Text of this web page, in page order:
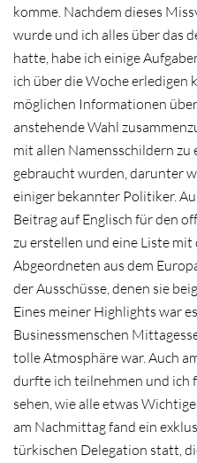
komme. Nachdem dieses
wurde und ich alles über das
hatte, habe ich einige
ich über die Woche erledigen
möglichen Informationen
anstehende Wahl
mit allen Namensschildern zu
gebraucht wurden, darunter
einiger bekannter Politiker.
Beitrag auf Englisch für den
zu erstellen und eine Liste
Abgeordneten aus dem
der Ausschüsse, denen sie
Eines meiner Highlights war
Businessmenschen
tolle Atmosphäre war. Auch
durfte ich teilnehmen und ich
sehen, wie alle etwas
am Nachmittag fand ein
türkischen Delegation statt,